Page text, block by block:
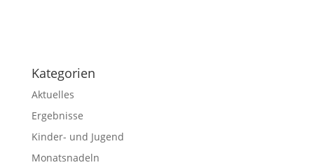
Kategorien
Aktuelles
Ergebnisse
Kinder- und Jugend
Monatsnadeln